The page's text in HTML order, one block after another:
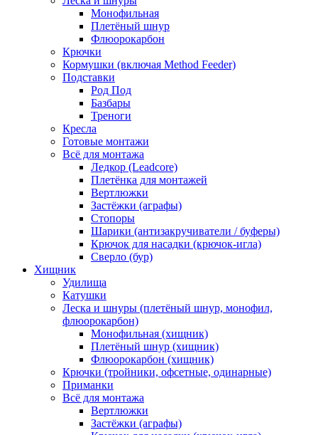
Монофильная
Плетёный шнур
Флюорокарбон
Крючки
Кормушки (включая Method Feeder)
Подставки
Род Под
Базбары
Треноги
Кресла
Готовые монтажи
Всё для монтажа
Ледкор (Leadcore)
Плетёнка для монтажей
Вертлюжки
Застёжки (аграфы)
Стопоры
Шарики (антизакручиватели / буферы)
Крючок для насадки (крючок-игла)
Сверло (бур)
Хищник
Удилища
Катушки
Леска и шнуры (плетёный шнур, монофил,
флюорокарбон)
Монофильная (хищник)
Плетёный шнур (хищник)
Флюорокарбон (хищник)
Крючки (тройники, офсетные, одинарные)
Приманки
Всё для монтажа
Вертлюжки
Застёжки (аграфы)